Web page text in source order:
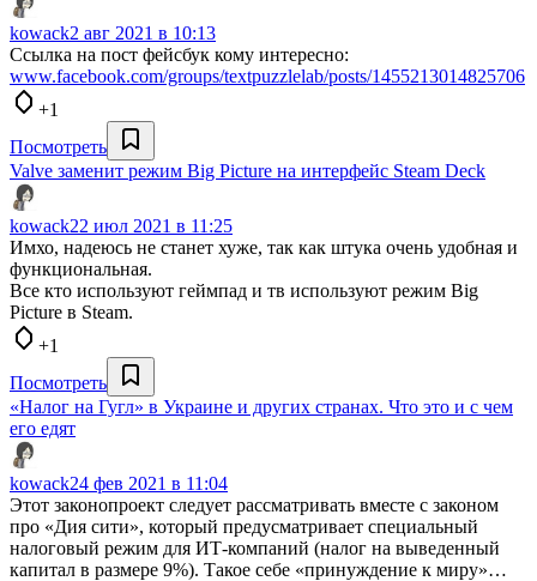
kowack2 авг 2021 в 10:13
Ссылка на пост фейсбук кому интересно:
www.facebook.com/groups/textpuzzlelab/posts/1455213014825706
+1
Посмотреть
Valve заменит режим Big Picture на интерфейс Steam Deck
kowack22 июл 2021 в 11:25
Имхо, надеюсь не станет хуже, так как штука очень удобная и
функциональная.
Все кто используют геймпад и тв используют режим Big
Picture в Steam.
+1
Посмотреть
«Налог на Гугл» в Украине и других странах. Что это и с чем
его едят
kowack24 фев 2021 в 11:04
Этот законопроект следует рассматривать вместе с законом
про «Дия сити», который предусматривает специальный
налоговый режим для ИТ-компаний (налог на выведенный
капитал в размере 9%). Такое себе «принуждение к миру»…